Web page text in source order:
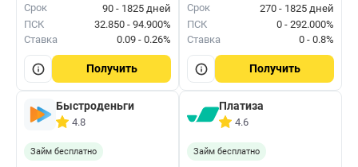
Срок
90 - 1825 дней
ПСК
32.850 - 94.900%
Ставка
0.09 - 0.26%
Получить
Срок
270 - 1825 дней
ПСК
0 - 292.000%
Ставка
0 - 0.8%
Получить
Быстроденьги
4.8
Займ бесплатно
Платиза
4.6
Займ бесплатно